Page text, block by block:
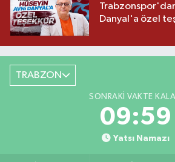
Danyal'a özel
TRABZON
SONRAKI VAKTE
09:58
Yatsı Namazı